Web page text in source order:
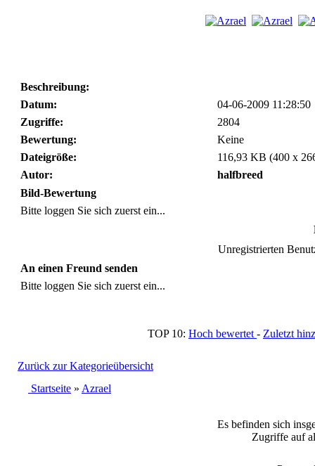
Beschreibung:
Datum:
04-06-2009 11:28:50
Zugriffe:
2804
Bewertung:
Keine
Dateigröße:
116,93 KB (400 x
Autor:
halfbreed
Bild-Bewertung
Bitte loggen Sie sich zuerst ein...
Unregistrierten
An einen Freund senden
Bitte loggen Sie sich zuerst ein...
TOP 10: Hoch bewertet - Zuletzt
Zurück zur Kategorieübersicht
Startseite » Azrael
Es befinden sich
Zugriffe auf